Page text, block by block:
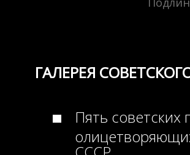
ГАЛЕРЕЯ
Пять советских
СССР